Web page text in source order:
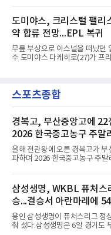
으로 골대 오른쪽 하단을 찔러 균
부는 승부차기로 갈렸다. LAFC는
임을 발표했다. 그는 스페인 라
인 프리시즌 캠프에 곧바로 합류
럽 축구계에서 가장 촉망받는 젊
왔다고 밝혔다.이력은 이른 나이
셋이던 2021년 오스트리아 레드
사령탑에 올라 첫 시즌 리그와
제패했고, 구단 역사상 처음으
다. 2023년 사우디아라비아 알아
2024-2025시즌과 2025-2026시
도미야스, 크리스털 팰리
약 합류 전망...EPL 복귀
무릎 부상으로 아스널을 떠났던
수 도미야스 다케히로(27)가 프
큰 틀의 계약 조건은 이미 합의됐
을 앞두고 영입 절차를 서두르고
지난 시즌 아스널과 상호 합의로
고, 네덜란드 아약스에서 시즌 막
화했다. 이후 일본 대표로 월드컵
경기를 포함해 3경기를 뛰며 감
다.구단의 판단은 신중했다. 크리
기량을 확신하면서도 부상
스포츠종합
경복고, 부산중앙고에
2026 한국중고농구 주말
전 첫 승 신고
올해 전관왕에 오른 경복고가 부
파하며 2026 한국중고농구 주말
해남 우슬체육관에서 열린 대회
그 H조 1차전에서 부산중앙고를
압했다. 박지오가 26점, 김호원이
이 19점을 올리는 등 삼각편대의
리를 이끌었다.경복고는 경기 초
와 김호원의 내·외곽포가 고르게
을 잡았다. 전반을 40-34로 앞선
삼성생명, WKBL 퓨처스
승...결승서 아란마레에
용인 삼성생명이 퓨처스리그 정
춰 섰다.삼성생명은 6일 경기도